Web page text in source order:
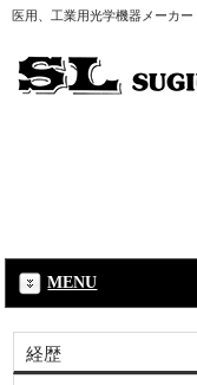
医用、工業用光学機器メーカ
MENU
経歴